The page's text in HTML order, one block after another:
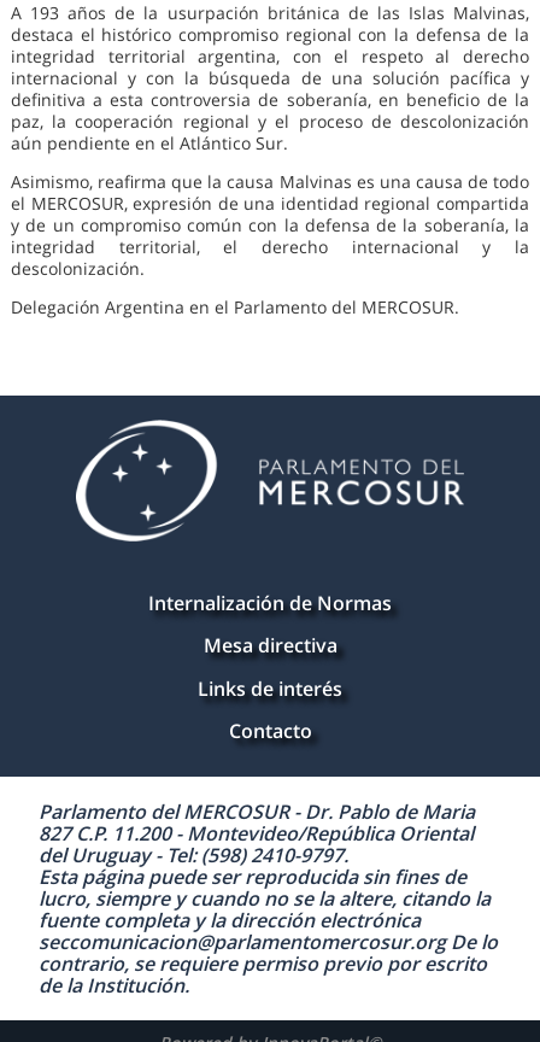
A 193 años de la usurpación británica de las Islas Malvinas,
destaca el histórico compromiso regional con la defensa de la
integridad territorial argentina, con el respeto al derecho
internacional y con la búsqueda de una solución pacífica y
definitiva a esta controversia de soberanía, en beneficio de la
paz, la cooperación regional y el proceso de descolonización
aún pendiente en el Atlántico Sur.
Asimismo, reafirma que la causa Malvinas es una causa de todo
el MERCOSUR, expresión de una identidad regional compartida
y de un compromiso común con la defensa de la soberanía, la
integridad territorial, el derecho internacional y la
descolonización.
Delegación Argentina en el Parlamento del MERCOSUR.
Internalización de Normas
Mesa directiva
Links de interés
Contacto
Parlamento del MERCOSUR - Dr. Pablo de Maria
827 C.P. 11.200 - Montevideo/República Oriental
del Uruguay - Tel: (598) 2410-9797.
Esta página puede ser reproducida sin fines de
lucro, siempre y cuando no se la altere, citando la
fuente completa y la dirección electrónica
seccomunicacion@parlamentomercosur.org De lo
contrario, se requiere permiso previo por escrito
de la Institución.